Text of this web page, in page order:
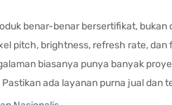
benar-benar bersertifikat, bukan
pitch, brightness, refresh rate, dan
biasanya punya banyak
ada layanan purna jual dan